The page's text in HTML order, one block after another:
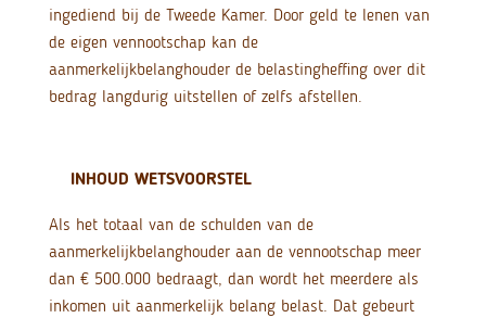
ingediend bij de Tweede Kamer. Door geld te lenen van
de eigen vennootschap kan de
aanmerkelijkbelanghouder de belastingheffing over dit
bedrag langdurig uitstellen of zelfs afstellen.
INHOUD WETSVOORSTEL
Als het totaal van de schulden van de
aanmerkelijkbelanghouder aan de vennootschap meer
dan € 500.000 bedraagt, dan wordt het meerdere als
inkomen uit aanmerkelijk belang belast. Dat gebeurt